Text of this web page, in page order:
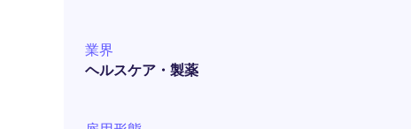
業界
ヘルスケア・製薬